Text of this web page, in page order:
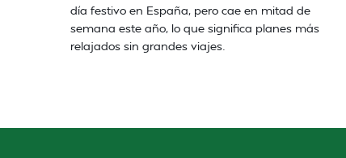
día festivo en España, pero cae en mitad de
semana este año, lo que significa planes más
relajados sin grandes viajes.